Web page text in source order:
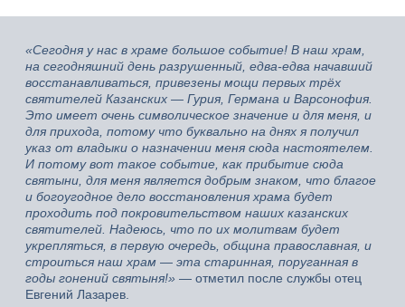
«Сегодня у нас в храме большое событие! В наш храм,
на сегодняшний день разрушенный, едва-едва начавший
восстанавливаться, привезены мощи первых трёх
святителей Казанских — Гурия, Германа и Варсонофия.
Это имеет очень символическое значение и для меня, и
для прихода, потому что буквально на днях я получил
указ от владыки о назначении меня сюда настоятелем.
И потому вот такое событие, как прибытие сюда
святыни, для меня является добрым знаком, что благое
и богоугодное дело восстановления храма будет
проходить под покровительством наших казанских
святителей. Надеюсь, что по их молитвам будет
укрепляться, в первую очередь, община православная, и
строиться наш храм — эта старинная, поруганная в
годы гонений святыня!» — отметил после службы отец
Евгений Лазарев.